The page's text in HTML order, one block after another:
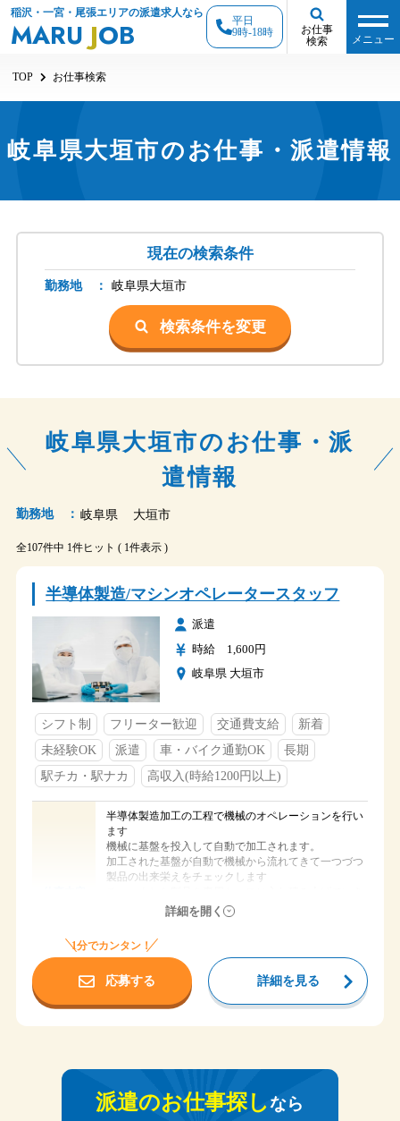
稲沢・一宮・尾張エリアの派遣求人なら
MARU JOB
平日
9時-18時
お仕事
検索
メニュー
TOP お仕事検索
岐阜県大垣市のお仕事・派遣情報
現在の検索条件
勤務地 ： 岐阜県大垣市
検索条件を変更
岐阜県大垣市のお仕事・派
遣情報
勤務地 ： 岐阜県 大垣市
全107件中 1件ヒット ( 1件表示 )
半導体製造/マシンオペレータースタッフ
派遣
時給 1,600円
岐阜県 大垣市
シフト制 フリーター歓迎 交通費支給
新着
未経験OK
派遣 車・バイク通勤OK
長期
駅チカ・駅ナカ
高収入(時給1200円以上)
半導体製造加工の工程で機械のオペレーションを行い
ます
機械に基盤を投入して自動で加工されます。
加工された基盤が自動で機械から流れてきて一つづつ
製品の出来栄えをチェックします
機械に合わせて作業を行います。決して難しい作業で
はありませんよ♪
勤務地 岐阜県大垣市木戸町
北大垣駅徒歩５分
① ７：５８～１６：４２ （7時間40分）
②１９：５８～翌４：４２ （7時間40分）
詳細を開く
1分でカンタン！
応募する 詳細を見る
派遣のお仕事探しなら